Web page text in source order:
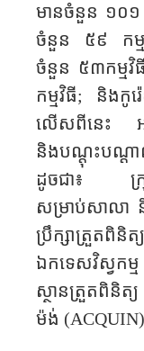
មានចំនួន ១០១
ចំនួន ៥៩ កម្ម
ចំនួន ៥៣កម្មវិធី
កម្មវិធី;
និងកូរ៉
លើសពីនេះ អង្គ
និងបណ្តុះបណ្ត
ដូចជា៖
សម្រាប់សាលា និ
ប្រឹក្សាត្រួតពិនិ
ឯកទេសវិស្វកម្
ស្ថានត្រួតពិនិ
ម៉ង់ (